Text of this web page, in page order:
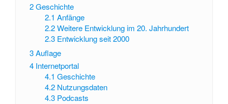
2Geschichte
2.1 Anfänge
2.2 Weitere Entwicklung im 20. Jahrhundert
2.3 Entwicklung seit 2000
3Auflage
4 Internetportal
4.1 Geschichte
4.2 Nutzungsdaten
4.3 Podcasts